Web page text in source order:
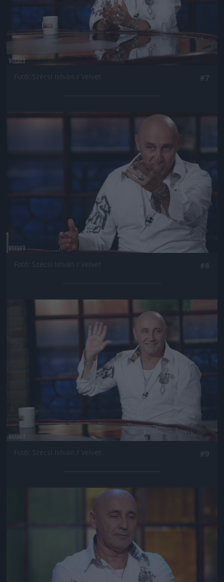
Jön még kép!
Jön még kép!